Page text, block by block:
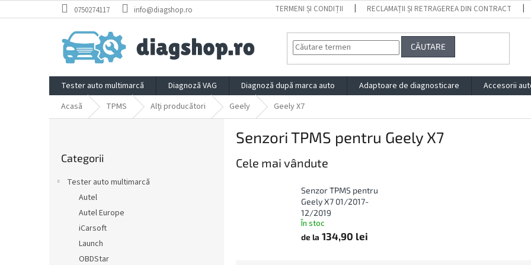
la
0750274117 info@diagshop.ro TERMENI ȘI CONDIȚII RECLAMAȚII ȘI RETRAGEREA DIN CONTRACT
CĂUTARE
Tester auto multimarcă Diagnoză VAG Diagnoză după marca auto Adaptoare de diagnosticare Accesorii
Acasă
TPMS Alți producători Geely Geely X7
peste
Categorii
Tester auto multimarcă
Autel
Autel Europe
iCarsoft
Launch
OBDStar
Senzori TPMS pentru Geely X7
Cele mai vândute
Senzor TPMS pentru
Geely X7 01/2017-
12/2019
În stoc
de la 134,90 lei